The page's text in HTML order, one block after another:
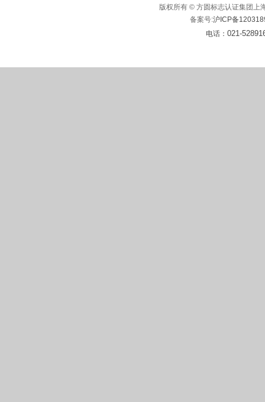
电话： 021-
版权所有 © 方圆标志认证集团
备案号:沪ICP备